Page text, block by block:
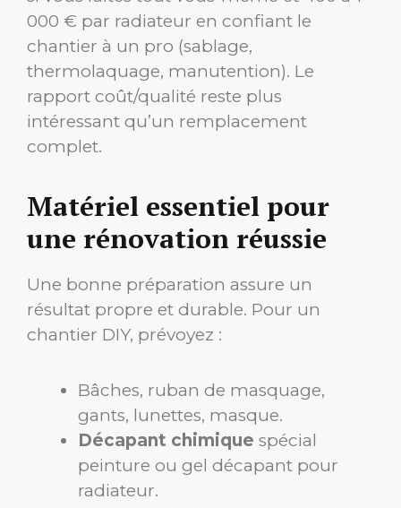
000 € par radiateur en confiant le
chantier à un pro (sablage,
thermolaquage, manutention). Le
rapport coût/qualité reste plus
intéressant qu’un remplacement
complet.
Matériel essentiel pour
une rénovation réussie
Une bonne préparation assure un
résultat propre et durable. Pour un
chantier DIY, prévoyez :
Bâches, ruban de masquage,
gants, lunettes, masque.
Décapant chimique spécial
peinture ou gel décapant pour
radiateur.